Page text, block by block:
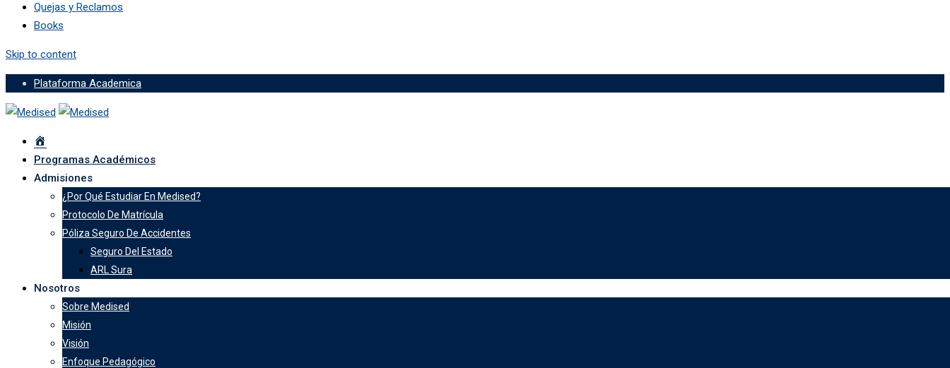
Quejas y Reclamos
Books
Skip to content
Plataforma Academica
Programas Académicos
Admisiones
¿Por Qué Estudiar En Medised?
Protocolo De Matrícula
Póliza Seguro De Accidentes
Seguro Del Estado
ARL Sura
Nosotros
Sobre Medised
Misión
Visión
Enfoque Pedagógico